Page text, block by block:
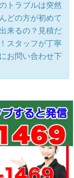
トラブルは突然
どの方が初めて
来るの？見積だ
スタッフが丁寧
お問い合わせ下